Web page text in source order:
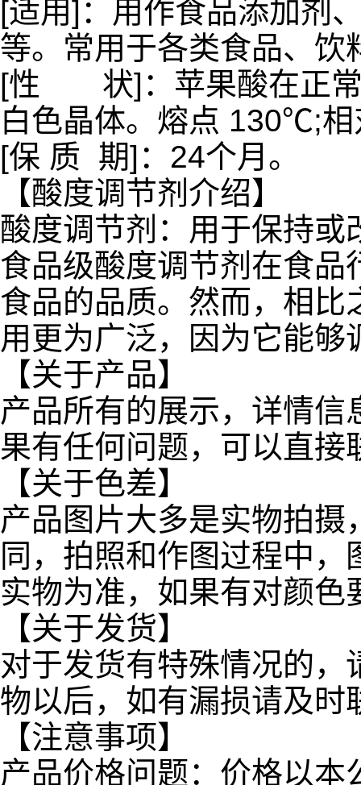
[适用]：用作食品添加剂
等。常用于各类食品、饮
[性 状]：苹果酸在正常
白色晶体。熔点 130℃;
[保 质 期]：24个月。
【酸度调节剂介绍】
酸度调节剂：用于保持
食品级酸度调节剂在食品
食品的品质。然而，相比
用更为广泛，因为它能够
【关于产品】
产品所有的展示，详情
果有任何问题，可以直接
【关于色差】
产品图片大多是实物拍
同，拍照和作图过程中
实物为准，如果有对颜
【关于发货】
对于发货有特殊情况的
物以后，如有漏损请及时
【注意事项】
产品价格问题：价格以